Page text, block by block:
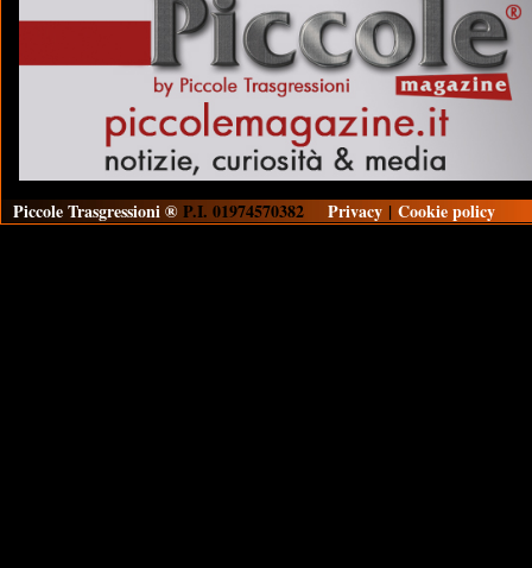
Piccole Trasgressioni ® P.I. 01974570382 Privacy | Cookie policy